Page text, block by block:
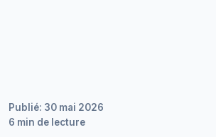
Publié: 30 mai 2026
6 min de lecture